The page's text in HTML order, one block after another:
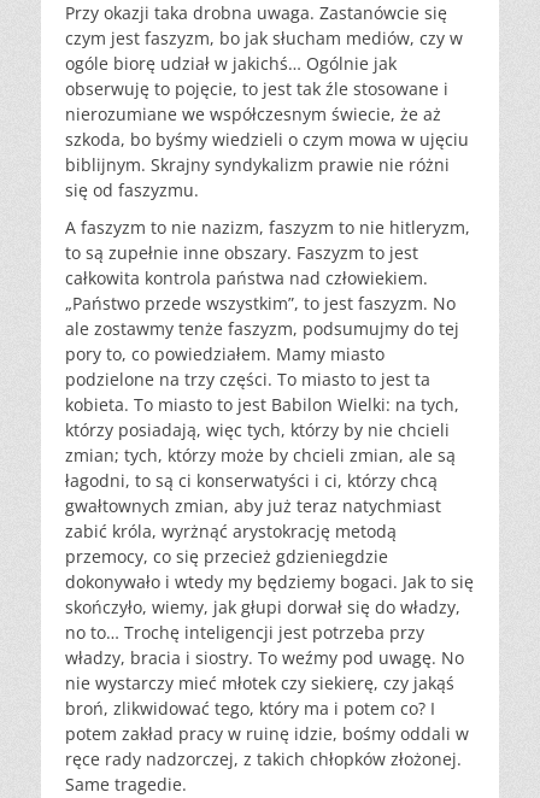
Przy okazji taka drobna uwaga. Zastanówcie się
czym jest faszyzm, bo jak słucham mediów, czy w
ogóle biorę udział w jakichś… Ogólnie jak
obserwuję to pojęcie, to jest tak źle stosowane i
nierozumiane we współczesnym świecie, że aż
szkoda, bo byśmy wiedzieli o czym mowa w ujęciu
biblijnym. Skrajny syndykalizm prawie nie różni
się od faszyzmu.
A faszyzm to nie nazizm, faszyzm to nie hitleryzm,
to są zupełnie inne obszary. Faszyzm to jest
całkowita kontrola państwa nad człowiekiem.
„Państwo przede wszystkim”, to jest faszyzm. No
ale zostawmy tenże faszyzm, podsumujmy do tej
pory to, co powiedziałem. Mamy miasto
podzielone na trzy części. To miasto to jest ta
kobieta. To miasto to jest Babilon Wielki: na tych,
którzy posiadają, więc tych, którzy by nie chcieli
zmian; tych, którzy może by chcieli zmian, ale są
łagodni, to są ci konserwatyści i ci, którzy chcą
gwałtownych zmian, aby już teraz natychmiast
zabić króla, wyrżnąć arystokrację metodą
przemocy, co się przecież gdzieniegdzie
dokonywało i wtedy my będziemy bogaci. Jak to się
skończyło, wiemy, jak głupi dorwał się do władzy,
no to… Trochę inteligencji jest potrzeba przy
władzy, bracia i siostry. To weźmy pod uwagę. No
nie wystarczy mieć młotek czy siekierę, czy jakąś
broń, zlikwidować tego, który ma i potem co? I
potem zakład pracy w ruinę idzie, bośmy oddali w
ręce rady nadzorczej, z takich chłopków złożonej.
Same tragedie.